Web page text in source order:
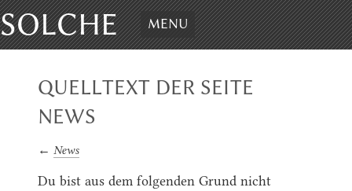
SOLCHE MENU
QUELLTEXT DER SEITE
NEWS
← News
Du bist aus dem folgenden Grund nicht